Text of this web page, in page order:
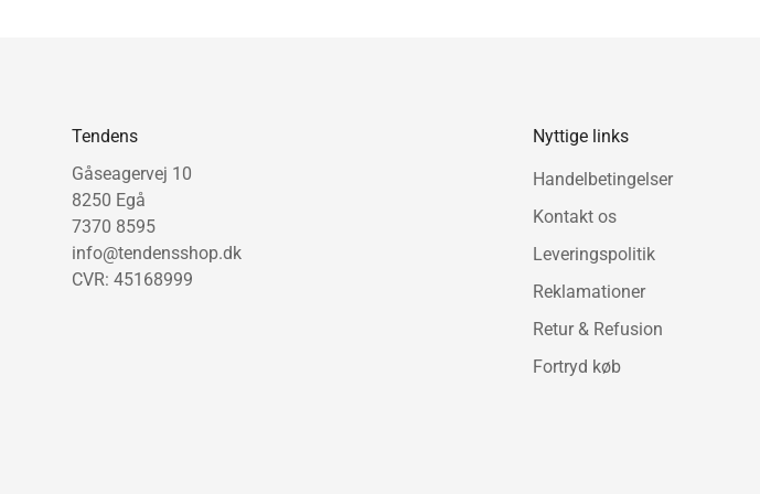
Tendens
Gåseagervej 10
8250 Egå
7370 8595
info@tendensshop.dk
CVR: 45168999
Nyttige links
Handelbetingelser
Kontakt os
Leveringspolitik
Reklamationer
Retur & Refusion
Fortryd køb